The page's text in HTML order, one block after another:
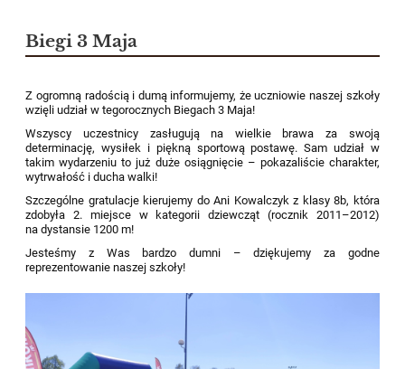
Biegi 3 Maja
Z ogromną radością i dumą informujemy, że uczniowie naszej szkoły
wzięli udział w tegorocznych Biegach 3 Maja!
Wszyscy uczestnicy zasługują na wielkie brawa za swoją
determinację, wysiłek i piękną sportową postawę. Sam udział w
takim wydarzeniu to już duże osiągnięcie – pokazaliście charakter,
wytrwałość i ducha walki!
Szczególne gratulacje kierujemy do Ani Kowalczyk z klasy 8b, która
zdobyła 2. miejsce w kategorii dziewcząt (rocznik 2011–2012)
na dystansie 1200 m!
Jesteśmy z Was bardzo dumni – dziękujemy za godne
reprezentowanie naszej szkoły!